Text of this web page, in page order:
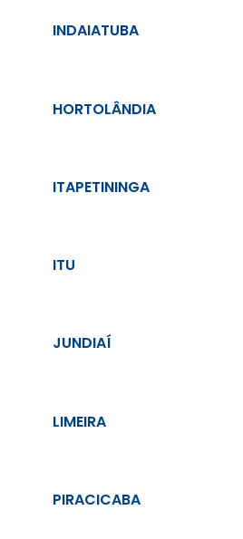
INDAIATUBA
HORTOLÂNDIA
ITAPETININGA
ITU
JUNDIAÍ
LIMEIRA
PIRACICABA